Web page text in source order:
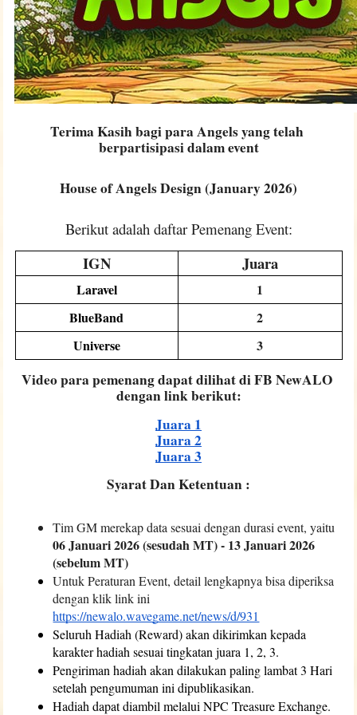
Terima Kasih bagi para Angels yang telah
berpartisipasi dalam event
House of Angels Design (January 2026)
Berikut adalah daftar Pemenang Event:
IGN Juara
Laravel
1
BlueBand
2
Universe
3
Video para pemenang dapat dilihat di FB NewALO
dengan link berikut:
Juara 1
Juara 2
Juara 3
Syarat Dan Ketentuan :
06 Januari 2026 (sesudah MT) - 13 Januari 2026
(sebelum MT)
Untuk Peraturan Event, detail lengkapnya bisa diperiksa
https://newalo.wavegame.net/news/d/931
Seluruh Hadiah (Reward) akan dikirimkan kepada
karakter hadiah sesuai tingkatan juara 1, 2, 3.
Pengiriman hadiah akan dilakukan paling lambat 3 Hari
setelah pengumuman ini dipublikasikan.
Hadiah dapat diambil melalui NPC Treasure Exchange.